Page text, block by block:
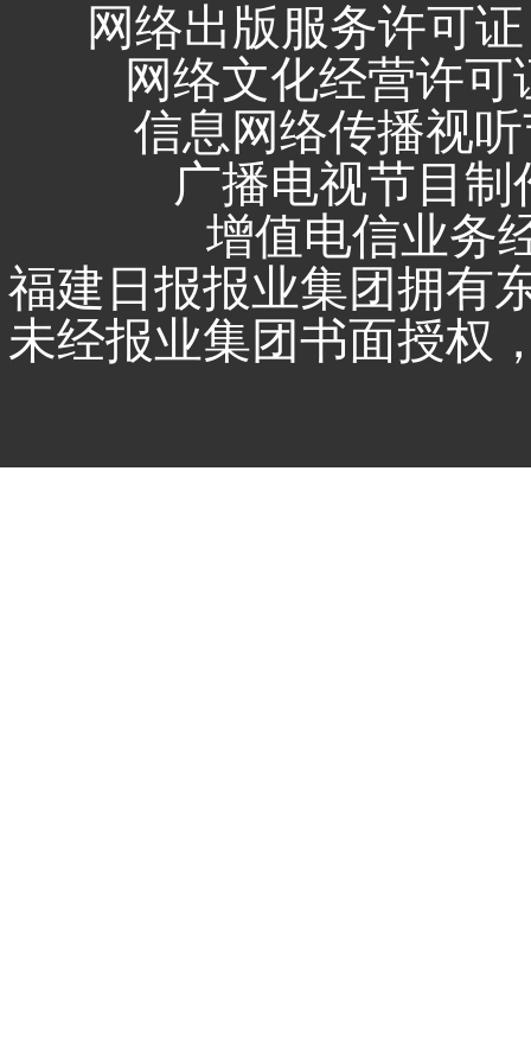
网络出版服务许可
网络文化经营许可
信息网络传播视
广播电视节目
增值电信业务
福建日报报业集团拥有
未经报业集团书面授权